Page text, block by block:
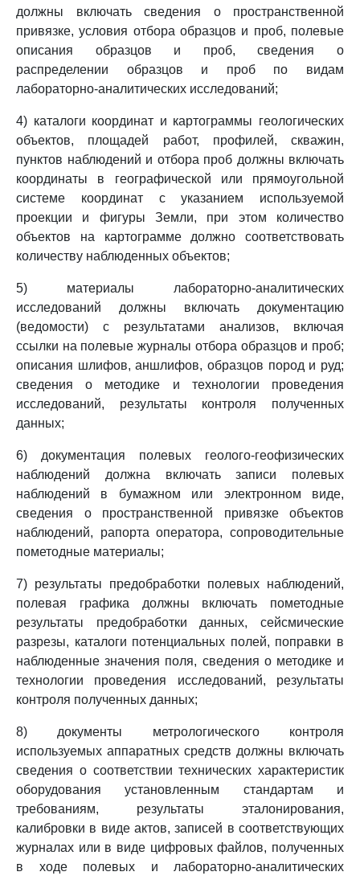
должны включать сведения о пространственной
привязке, условия отбора образцов и проб, полевые
описания образцов и проб, сведения о
распределении образцов и проб по видам
лабораторно-аналитических исследований;
4) каталоги координат и картограммы геологических
объектов, площадей работ, профилей, скважин,
пунктов наблюдений и отбора проб должны включать
координаты в географической или прямоугольной
системе координат с указанием используемой
проекции и фигуры Земли, при этом количество
объектов на картограмме должно соответствовать
количеству наблюденных объектов;
5) материалы лабораторно-аналитических
исследований должны включать документацию
(ведомости) с результатами анализов, включая
ссылки на полевые журналы отбора образцов и проб;
описания шлифов, аншлифов, образцов пород и руд;
сведения о методике и технологии проведения
исследований, результаты контроля полученных
данных;
6) документация полевых геолого-геофизических
наблюдений должна включать записи полевых
наблюдений в бумажном или электронном виде,
сведения о пространственной привязке объектов
наблюдений, рапорта оператора, сопроводительные
пометодные материалы;
7) результаты предобработки полевых наблюдений,
полевая графика должны включать пометодные
результаты предобработки данных, сейсмические
разрезы, каталоги потенциальных полей, поправки в
наблюденные значения поля, сведения о методике и
технологии проведения исследований, результаты
контроля полученных данных;
8) документы метрологического контроля
используемых аппаратных средств должны включать
сведения о соответствии технических характеристик
оборудования установленным стандартам и
требованиям, результаты эталонирования,
калибровки в виде актов, записей в соответствующих
журналах или в виде цифровых файлов, полученных
в ходе полевых и лабораторно-аналитических